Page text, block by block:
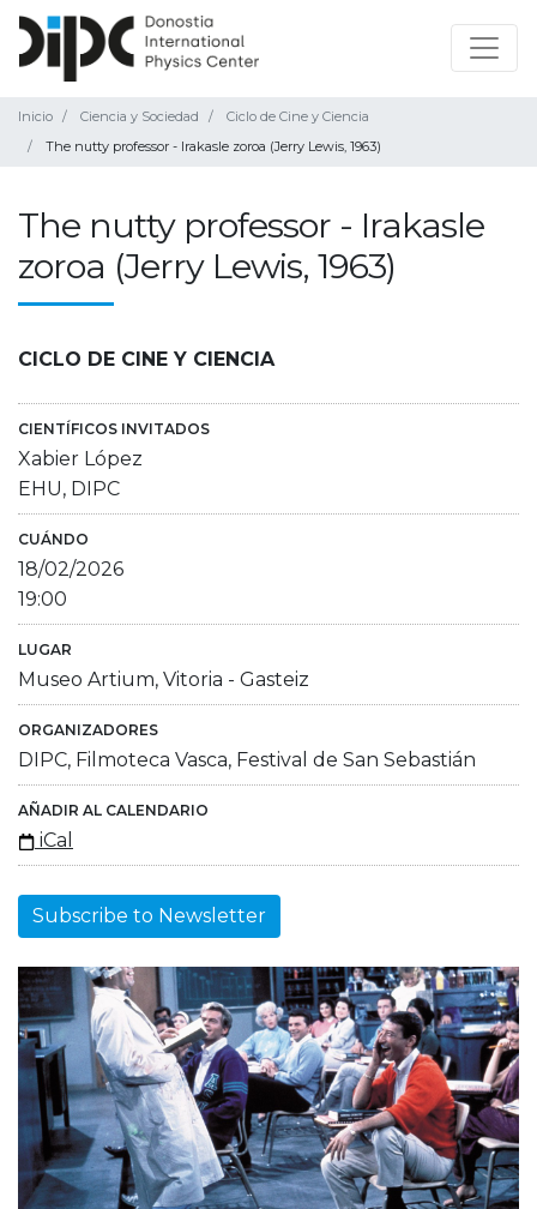
Inicio Ciencia y Sociedad
Ciclo de Cine y Ciencia
The nutty professor - Irakasle zoroa (Jerry Lewis, 1963)
The nutty professor - Irakasle
zoroa (Jerry Lewis, 1963)
CICLO DE CINE Y CIENCIA
CIENTÍFICOS INVITADOS
Xabier López
EHU, DIPC
CUÁNDO
18/02/2026
19:00
LUGAR
Museo Artium, Vitoria - Gasteiz
ORGANIZADORES
DIPC, Filmoteca Vasca, Festival de San Sebastián
AÑADIR AL CALENDARIO
iCal
Subscribe to Newsletter